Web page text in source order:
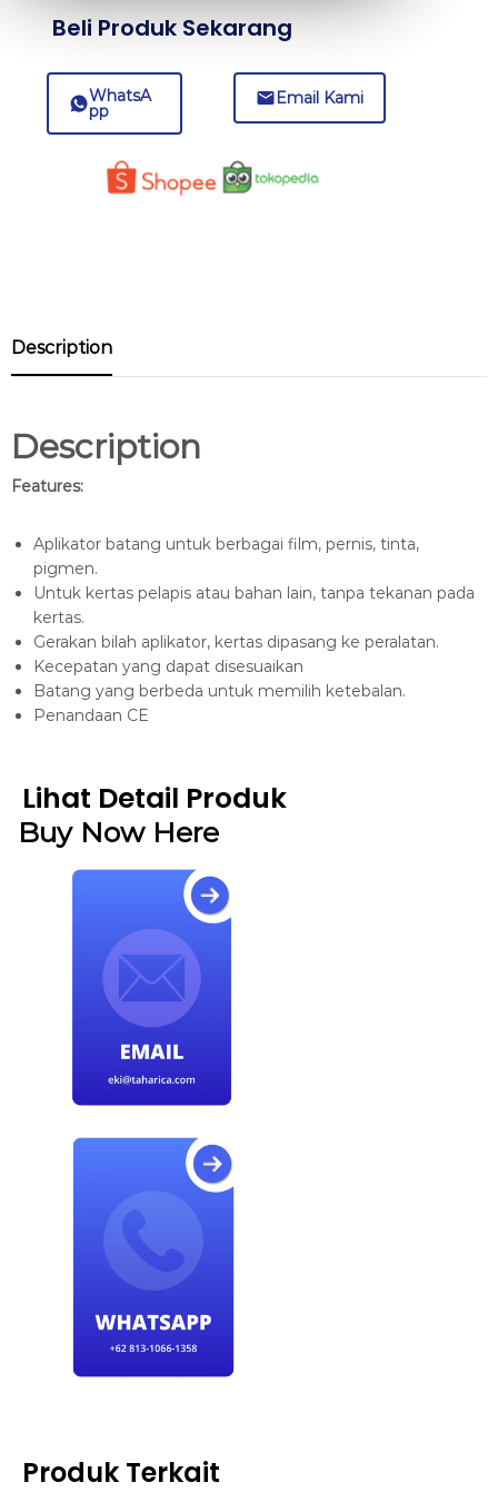
Beli Produk Sekarang
WhatsA
pp
Email Kami
Description
Description
Features:
Aplikator batang untuk berbagai film, pernis, tinta,
pigmen.
Untuk kertas pelapis atau bahan lain, tanpa tekanan pada
kertas.
Gerakan bilah aplikator, kertas dipasang ke peralatan.
Kecepatan yang dapat disesuaikan
Batang yang berbeda untuk memilih ketebalan.
Penandaan CE
Lihat Detail Produk
Buy Now Here
Produk Terkait